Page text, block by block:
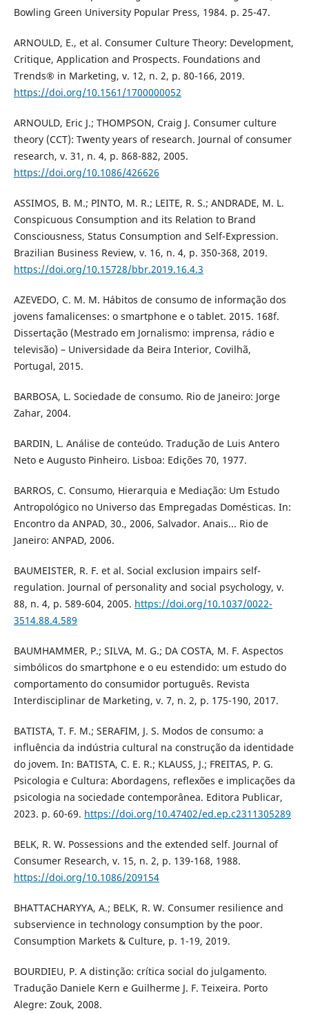
Bowling Green University Popular Press, 1984. p. 25-47.
ARNOULD, E., et al. Consumer Culture Theory: Development,
Critique, Application and Prospects. Foundations and
Trends® in Marketing, v. 12, n. 2, p. 80-166, 2019.
https://doi.org/10.1561/1700000052
ARNOULD, Eric J.; THOMPSON, Craig J. Consumer culture
theory (CCT): Twenty years of research. Journal of consumer
research, v. 31, n. 4, p. 868-882, 2005.
https://doi.org/10.1086/426626
ASSIMOS, B. M.; PINTO, M. R.; LEITE, R. S.; ANDRADE, M. L.
Conspicuous Consumption and its Relation to Brand
Consciousness, Status Consumption and Self-Expression.
Brazilian Business Review, v. 16, n. 4, p. 350-368, 2019.
https://doi.org/10.15728/bbr.2019.16.4.3
AZEVEDO, C. M. M. Hábitos de consumo de informação dos
jovens famalicenses: o smartphone e o tablet. 2015. 168f.
Dissertação (Mestrado em Jornalismo: imprensa, rádio e
televisão) – Universidade da Beira Interior, Covilhã,
Portugal, 2015.
BARBOSA, L. Sociedade de consumo. Rio de Janeiro: Jorge
Zahar, 2004.
BARDIN, L. Análise de conteúdo. Tradução de Luis Antero
Neto e Augusto Pinheiro. Lisboa: Edições 70, 1977.
BARROS, C. Consumo, Hierarquia e Mediação: Um Estudo
Antropológico no Universo das Empregadas Domésticas. In:
Encontro da ANPAD, 30., 2006, Salvador. Anais... Rio de
Janeiro: ANPAD, 2006.
BAUMEISTER, R. F. et al. Social exclusion impairs self-
regulation. Journal of personality and social psychology, v.
88, n. 4, p. 589-604, 2005. https://doi.org/10.1037/0022-
3514.88.4.589
BAUMHAMMER, P.; SILVA, M. G.; DA COSTA, M. F. Aspectos
simbólicos do smartphone e o eu estendido: um estudo do
comportamento do consumidor português. Revista
Interdisciplinar de Marketing, v. 7, n. 2, p. 175-190, 2017.
BATISTA, T. F. M.; SERAFIM, J. S. Modos de consumo: a
influência da indústria cultural na construção da identidade
do jovem. In: BATISTA, C. E. R.; KLAUSS, J.; FREITAS, P. G.
Psicologia e Cultura: Abordagens, reflexões e implicações da
psicologia na sociedade contemporânea. Editora Publicar,
2023. p. 60-69. https://doi.org/10.47402/ed.ep.c2311305289
BELK, R. W. Possessions and the extended self. Journal of
Consumer Research, v. 15, n. 2, p. 139-168, 1988.
https://doi.org/10.1086/209154
BHATTACHARYYA, A.; BELK, R. W. Consumer resilience and
subservience in technology consumption by the poor.
Consumption Markets & Culture, p. 1-19, 2019.
BOURDIEU, P. A distinção: crítica social do julgamento.
Tradução Daniele Kern e Guilherme J. F. Teixeira. Porto
Alegre: Zouk, 2008.